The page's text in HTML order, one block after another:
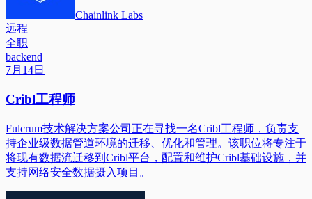
Chainlink Labs
远程
全职
backend
7月14日
Cribl工程师
Fulcrum技术解决方案公司正在寻找一名Cribl工程师，负责支
持企业级数据管道环境的迁移、优化和管理。该职位将专注于
将现有数据流迁移到Cribl平台，配置和维护Cribl基础设施，并
支持网络安全数据摄入项目。